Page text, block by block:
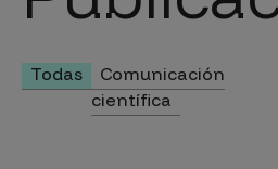
Todas
Comunicación
científica